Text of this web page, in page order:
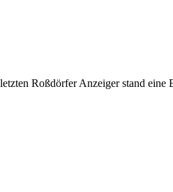
Roßdörfer Anzeiger stand eine